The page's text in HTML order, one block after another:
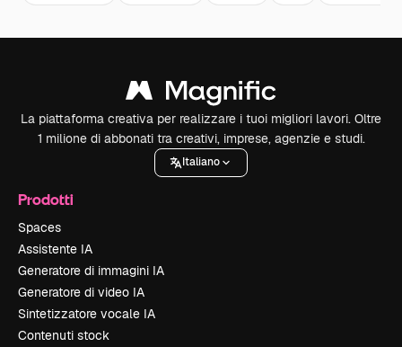
La piattaforma creativa per realizzare i tuoi migliori lavori. Oltre
1 milione di abbonati tra creativi, imprese, agenzie e studi.
Italiano
Prodotti
Spaces
Assistente IA
Generatore di immagini IA
Generatore di video IA
Sintetizzatore vocale IA
Contenuti stock